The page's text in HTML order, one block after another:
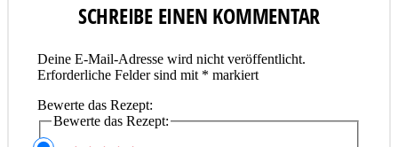
SCHREIBE EINEN KOMMENTAR
Deine E-Mail-Adresse wird nicht veröffentlicht.
Erforderliche Felder sind mit * markiert
Bewerte das Rezept:
Bewerte das Rezept: